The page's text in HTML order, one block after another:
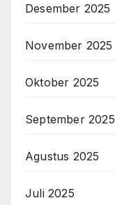
Desember 2025
November 2025
Oktober 2025
September 2025
Agustus 2025
Juli 2025